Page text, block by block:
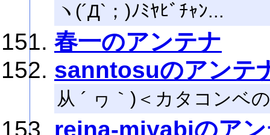
ヽ(´Д`；)ﾉﾐﾔﾋﾞﾁｬﾝ...
春一のアンテナ
sanntosuのアンテ
从 ´ ヮ｀)＜カタコンベ
reina-miyabiのア